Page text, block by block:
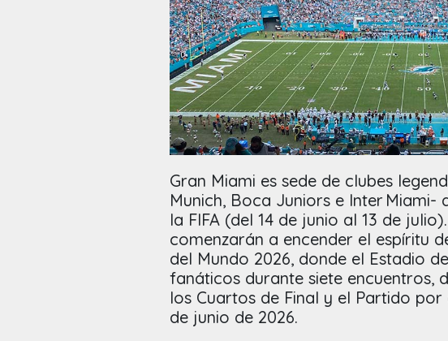
Gran Miami es sede de clubes
Munich, Boca Juniors e Inter Miami-
la FIFA (del 14 de junio al 13 de
comenzarán a encender el espíritu
del Mundo 2026, donde el Estadio
fanáticos durante siete encuentros,
los Cuartos de Final y el Partido
de junio de 2026.